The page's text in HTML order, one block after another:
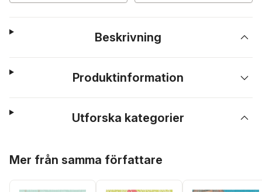
Beskrivning
Produktinformation
Utforska kategorier
Mer från samma författare